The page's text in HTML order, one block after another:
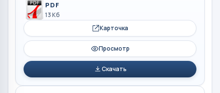
PDF
13 Кб
Карточка
Просмотр
Скачать